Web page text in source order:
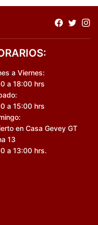
a Viernes:
a 18:00 hrs
a 15:00 hrs
en Casa Gevey GT
13
a 13:00 hrs.